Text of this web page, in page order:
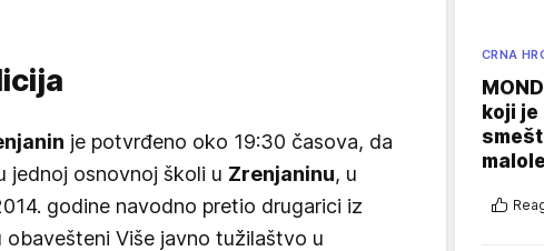
je potvrđeno oko 19:30 časova, da
jednoj osnovnoj školi u Zrenjaninu, u
godine navodno pretio drugarici iz
obavešteni Više javno tužilaštvo u
CRNA
koji